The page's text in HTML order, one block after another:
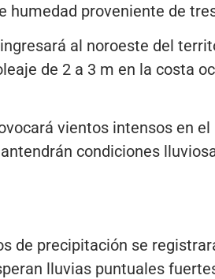
humedad proveniente de
al noroeste del
de 2 a 3 m en la costa
vientos intensos en
condiciones
de precipitación se
lluvias puntuales